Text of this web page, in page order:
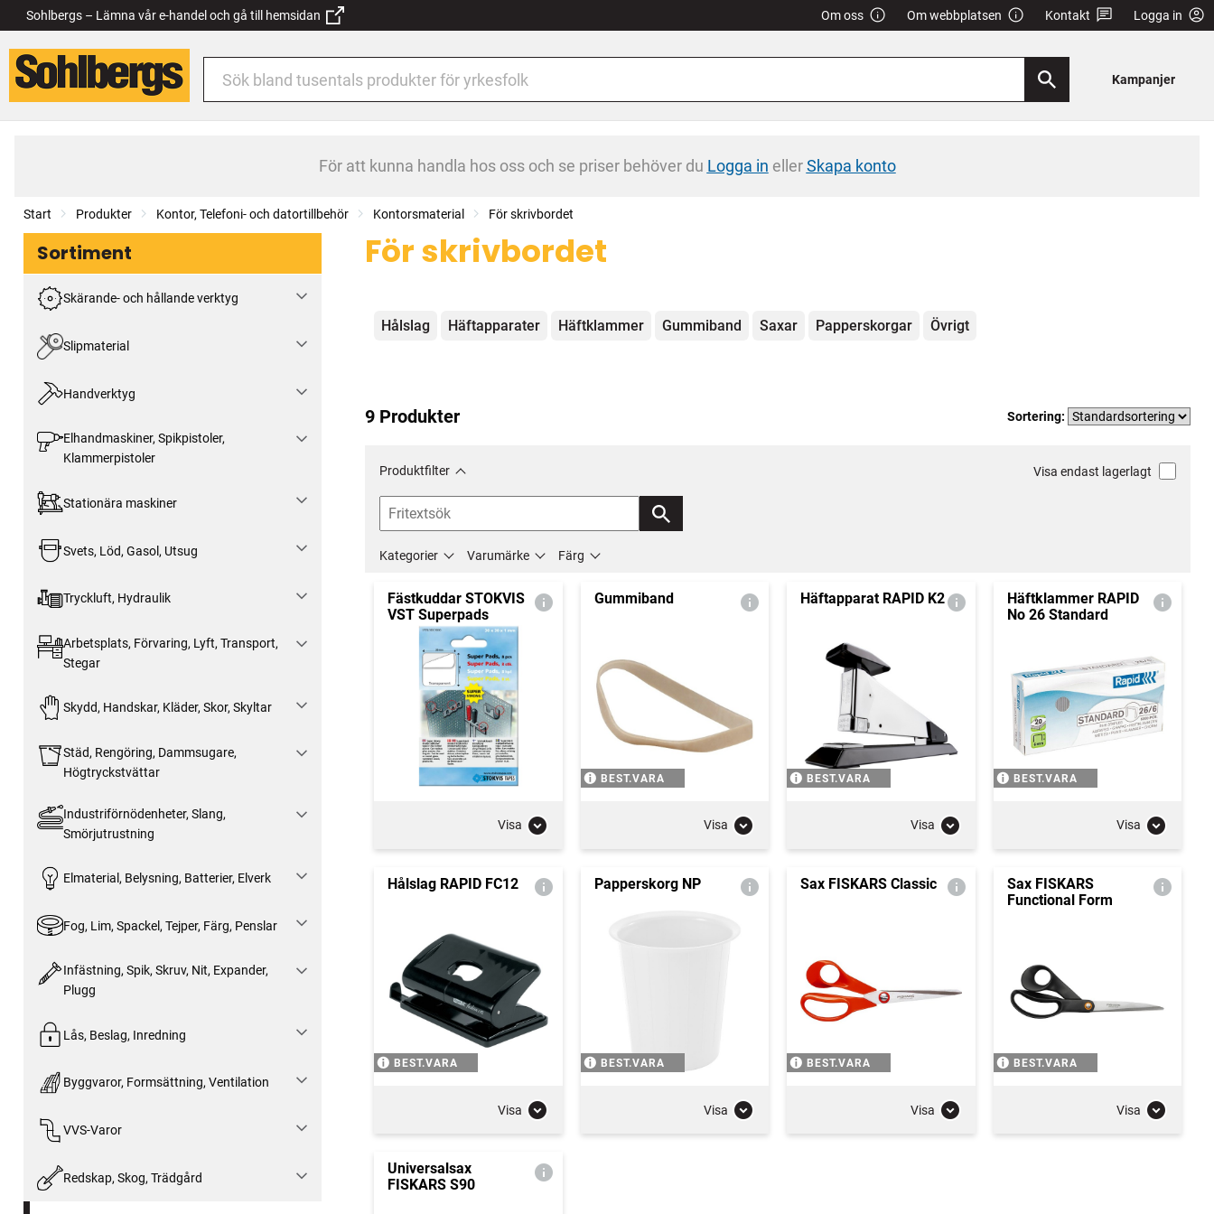
Sohlbergs – Lämna vår e-handel och gå till hemsidan Om oss Om webbplatsen Kontakt Logga in
Kampanjer
För att kunna handla hos oss och se priser behöver du Logga in ellerSkapa konto
Start Produkter Kontor, Telefoni- och datortillbehör Kontorsmaterial För skrivbordet
Sortiment
Skärande- och hållande verktyg
Slipmaterial
Handverktyg
Elhandmaskiner, Spikpistoler,
Klammerpistoler
Stationära maskiner
Svets, Löd, Gasol, Utsug
Tryckluft, Hydraulik
Arbetsplats, Förvaring, Lyft, Transport,
Stegar
Skydd, Handskar, Kläder, Skor, Skyltar
Städ, Rengöring, Dammsugare,
Högtryckstvättar
Industriförnödenheter, Slang,
Smörjutrustning
Elmaterial, Belysning, Batterier, Elverk
Fog, Lim, Spackel, Tejper, Färg, Penslar
Infästning, Spik, Skruv, Nit, Expander,
Plugg
Lås, Beslag, Inredning
Byggvaror, Formsättning, Ventilation
VVS-Varor
Redskap, Skog, Trädgård
För skrivbordet
Kategorier
Hålslag Häftapparater Häftklammer Gummiband Saxar Papperskorgar Övrigt
9 Produkter Sortering:
Produktfilter Visa endast lagerlagt
Kategorier Varumärke Färg
Fästkuddar STOKVIS
VST Superpads
Visa
Gummiband
BEST.VARA
Visa
Häftapparat RAPID K2
BEST.VARA
Visa
Häftklammer RAPID
No 26 Standard
BEST.VARA
Visa
Hålslag RAPID FC12
BEST.VARA
Visa
Papperskorg NP
BEST.VARA
Visa
Sax FISKARS Classic
BEST.VARA
Visa
Sax FISKARS
Functional Form
BEST.VARA
Visa
Universalsax
FISKARS S90